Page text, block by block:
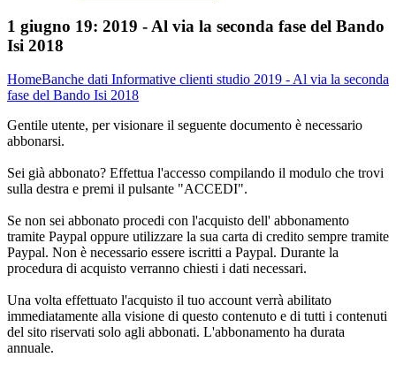
1 giugno 19: 2019 - Al via la seconda fase del Bando
Isi 2018
HomeBanche dati Informative clienti studio 2019 - Al via la seconda
fase del Bando Isi 2018
Gentile utente, per visionare il seguente documento è necessario
abbonarsi.
Sei già abbonato? Effettua l'accesso compilando il modulo che trovi
sulla destra e premi il pulsante "ACCEDI".
Se non sei abbonato procedi con l'acquisto dell' abbonamento
tramite Paypal oppure utilizzare la sua carta di credito sempre tramite
Paypal. Non è necessario essere iscritti a Paypal. Durante la
procedura di acquisto verranno chiesti i dati necessari.
Una volta effettuato l'acquisto il tuo account verrà abilitato
immediatamente alla visione di questo contenuto e di tutti i contenuti
del sito riservati solo agli abbonati. L'abbonamento ha durata
annuale.